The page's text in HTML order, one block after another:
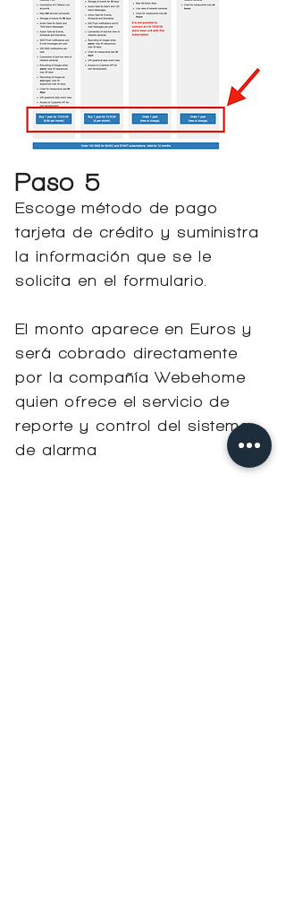
Paso 5
Escoge método de pago
tarjeta de crédito y suministra
la información que se le
solicita en el formulario.
El monto aparece en Euros y
será cobrado directamente
por la compañía Webehome
quien ofrece el servicio de
reporte y control del sistema
de alarma